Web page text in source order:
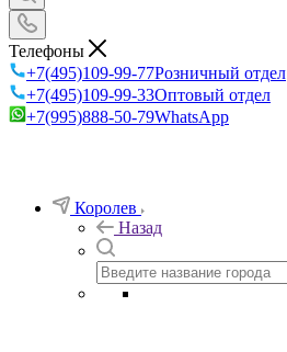
Телефоны
+7(495)109-99-77Розничный отдел
+7(495)109-99-33Оптовый отдел
+7(995)888-50-79WhatsApp
Королев
Назад